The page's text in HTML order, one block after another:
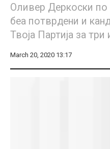
Оливер Деркоски по
беа потврдени и
Твоја Партија за
March 20, 2020 13:17